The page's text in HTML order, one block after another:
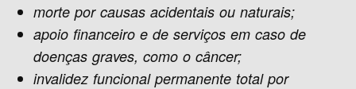
morte por causas acidentais ou naturais;
apoio financeiro e de serviços em caso de
doenças graves, como o câncer;
invalidez funcional permanente total por